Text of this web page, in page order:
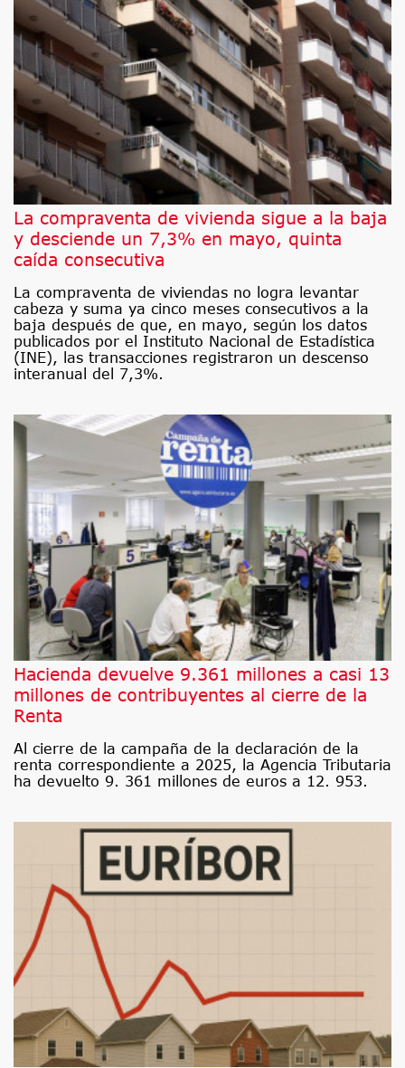
La compraventa de vivienda sigue a la baja
y desciende un 7,3% en mayo, quinta
caída consecutiva
La compraventa de viviendas no logra levantar
cabeza y suma ya cinco meses consecutivos a la
baja después de que, en mayo, según los datos
publicados por el Instituto Nacional de Estadística
(INE), las transacciones registraron un descenso
interanual del 7,3%.
Hacienda devuelve 9.361 millones a casi 13
millones de contribuyentes al cierre de la
Renta
Al cierre de la campaña de la declaración de la
renta correspondiente a 2025, la Agencia Tributaria
ha devuelto 9. 361 millones de euros a 12. 953.